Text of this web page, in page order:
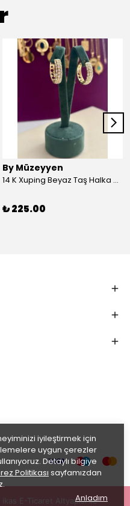
iyileştirmek için
uygun çerezler
Detaylı bilgiye
Politikası sayfamızdan
Anladım
By Müzeyyen
14 K Xuping Beyaz Taş Halka Küpe
₺ 225.00
ikas E-Ticaret Altyapısı ile